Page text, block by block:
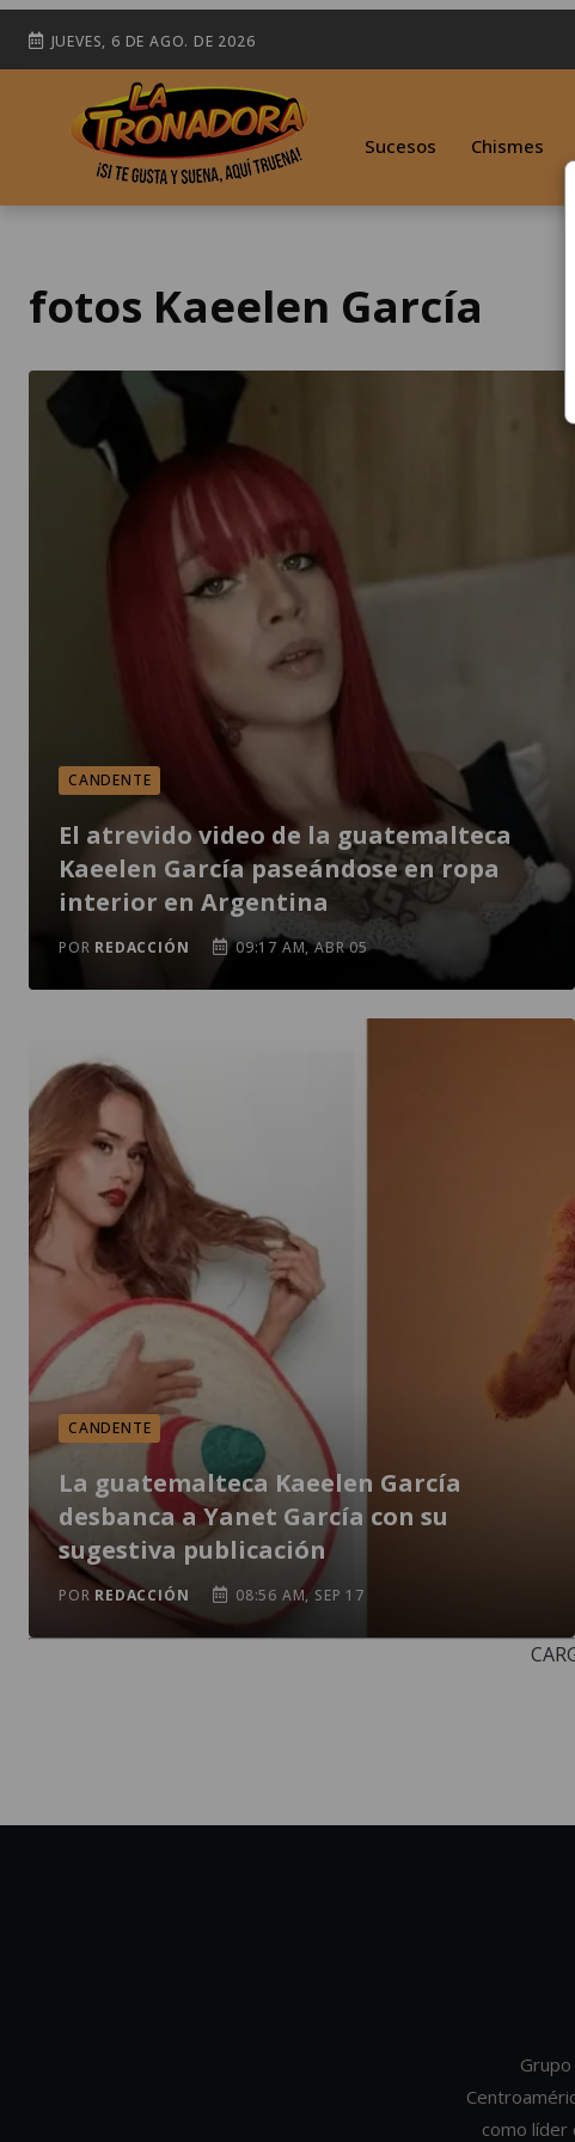
JUEVES, 6 DE AGO. DE 2026
Sucesos Chismes
fotos Kaeelen García
CANDENTE
El atrevido video de la guatemalteca
Kaeelen García paseándose en ropa
interior en Argentina
POR REDACCIÓN 09:17 AM, ABR 05
CANDENTE
La guatemalteca Kaeelen García
desbanca a Yanet García con su
sugestiva publicación
POR REDACCIÓN 08:56 AM, SEP 17
como líder